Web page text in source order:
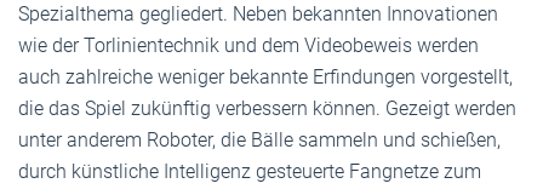
Spezialthema gegliedert. Neben bekannten Innovationen
wie der Torlinientechnik und dem Videobeweis werden
auch zahlreiche weniger bekannte Erfindungen vorgestellt,
die das Spiel zukünftig verbessern können. Gezeigt werden
unter anderem Roboter, die Bälle sammeln und schießen,
durch künstliche Intelligenz gesteuerte Fangnetze zum